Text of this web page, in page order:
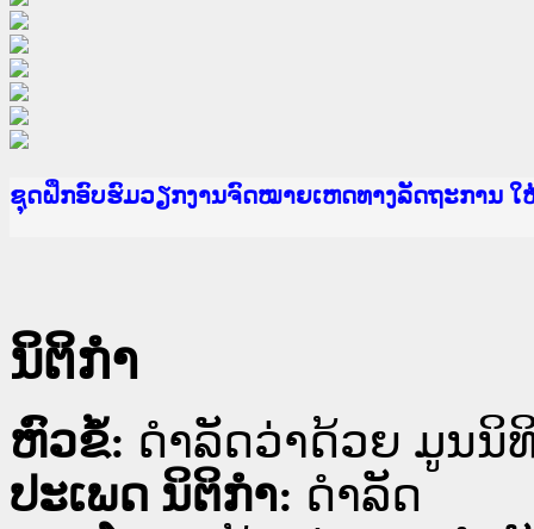
Ministry of Justice Lao PDR
ເຜີຍແຜ່ວັບໄຊຈົດໝາຍເຫດທາງລັດຖະການ ແລະ ແອັ
ກະຊວງຍຸຕິທຳ
ຊຸດຝຶກອົບຮົມວຽກງານຈົດໝາຍເຫດທາງລັດຖະການ
ກອງປະຊຸມທົບທວນຄືນການຈັດຕັ້ງປະຕິບັດວຽກງານຈົ
ຝຶກອົບຮົມ ຜູ່ປະສານງານວຽກງານຈົດໝາຍເຫດທາງລັ
ຝຶກອົບຮົມ ຜູ່ປະສານງານວຽກງານຈົດໝາຍເຫດທາງລັ
ເຜີຍແຜ່ແອັບກົດໝາຍລາວ ແລະ ເວັບໄຊຈົດໝາຍເຫດ
ເຜີຍແຜ່ແອັບກົດໝາຍລາວ ແລະ ເວັບໄຊຈົດໝາຍເຫດ
ຍົກລະດັບວຽກງານຈົດໝາຍເຫດທາງລັດຖະການໃຫ້ຜູ້
ຊຸດຝຶກອົບຮົມວຽກງານຈົດໝາຍເຫດທາງລັດຖະການ ໃ
ນິຕິກໍາ
ຫົວຂໍ້: ດຳລັດວ່າດ້ວຍ ມູນນິ
ປະເພດ ນິຕິກໍາ: ດໍາລັດ